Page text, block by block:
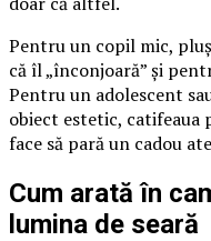
Pentru un copil mic,
că îl „înconjoară” și
Pentru un adolescent
obiect estetic, catifeaua
face să pară un cadou
Cum arată în
lumina de seară